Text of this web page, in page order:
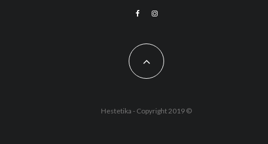
Hestetika - Copyright 2019 ©